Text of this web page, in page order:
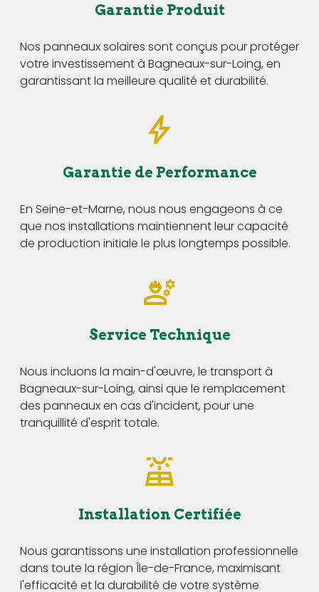
Garantie Produit
Nos panneaux solaires sont conçus pour protéger
votre investissement à Bagneaux-sur-Loing, en
garantissant la meilleure qualité et durabilité.
Garantie de Performance
En Seine-et-Marne, nous nous engageons à ce
que nos installations maintiennent leur capacité
de production initiale le plus longtemps possible.
Service Technique
Nous incluons la main-d'œuvre, le transport à
Bagneaux-sur-Loing, ainsi que le remplacement
des panneaux en cas d'incident, pour une
tranquillité d'esprit totale.
Installation Certifiée
Nous garantissons une installation professionnelle
dans toute la région Île-de-France, maximisant
l'efficacité et la durabilité de votre système